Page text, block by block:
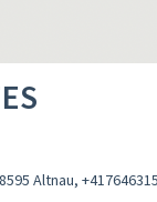
Altnau,